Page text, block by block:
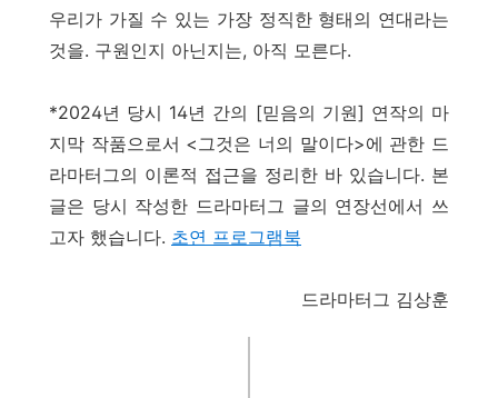
우리가 가질 수 있는 가장 정직한 형태의 연대라는
것을. 구원인지 아닌지는, 아직 모른다.
*2024년 당시 14년 간의 [믿음의 기원] 연작의 마
지막 작품으로서 <그것은 너의 말이다>에 관한 드
라마터그의 이론적 접근을 정리한 바 있습니다. 본
글은 당시 작성한 드라마터그 글의 연장선에서 쓰
고자 했습니다. 초연 프로그램북
드라마터그 김상훈